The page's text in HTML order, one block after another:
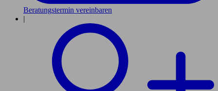
Beratungstermin vereinbaren
|